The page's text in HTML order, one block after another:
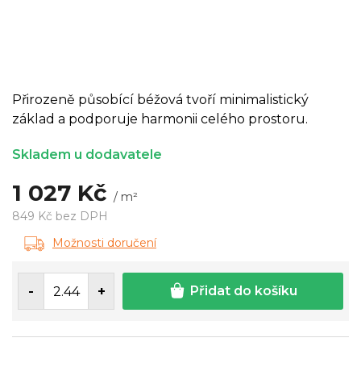
1 027 Kč / m²
849 Kč bez DPH
Měrná
cena:
Skladem u dodavatele
Možnosti doručení
Přidat do košíku
Přirozeně působící béžová tvoří minimalistický
základ a podporuje harmonii celého prostoru.